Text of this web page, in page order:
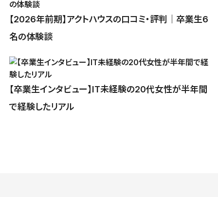
【2026年前期】アクトハウスの口コミ・評判｜卒業生6
名の体験談
【卒業生インタビュー】IT未経験の20代女性が半年間
で経験したリアル